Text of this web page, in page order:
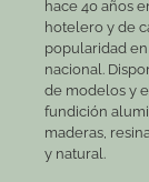
hace 40 años
hotelero y de
popularidad
nacional.
de modelos y
fundición
maderas,
y natural.